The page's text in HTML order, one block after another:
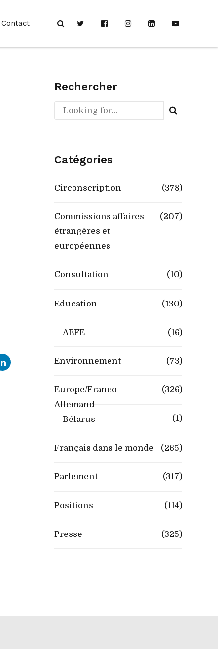
Contact
Rechercher
Catégories
Circonscription (378)
Commissions affaires
étrangères et
européennes
(207)
Consultation (10)
Education (130)
AEFE (16)
Environnement (73)
Europe/Franco-
Allemand
(326)
Bélarus (1)
Français dans le monde (265)
Parlement (317)
Positions (114)
Presse (325)